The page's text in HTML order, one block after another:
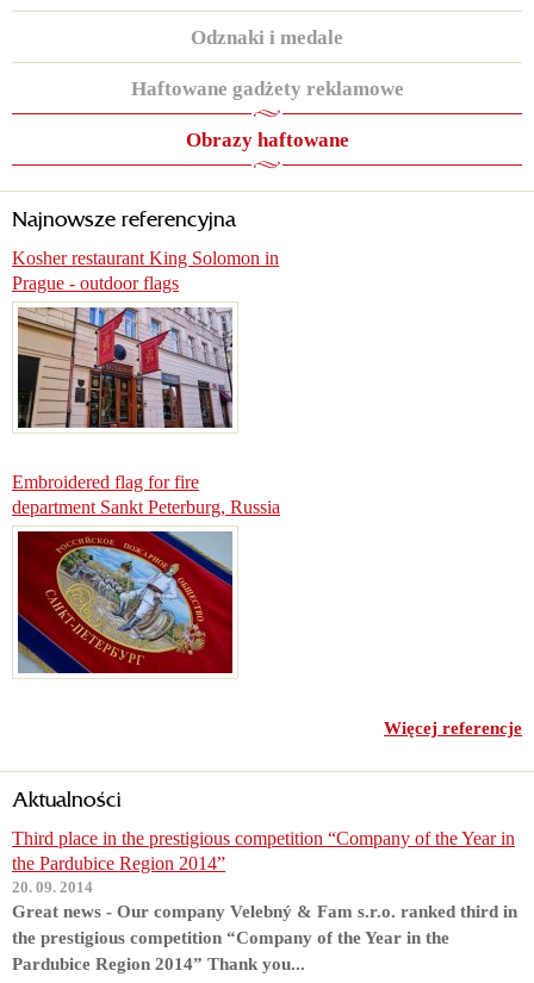
Odznaki i medale
Haftowane gadżety reklamowe
Obrazy haftowane
Najnowsze referencyjna
Kosher restaurant King Solomon in
Prague - outdoor flags
Embroidered flag for fire
department Sankt Peterburg, Russia
Więcej referencje
Aktualności
Third place in the prestigious competition “Company of the Year in
the Pardubice Region 2014”
20. 09. 2014
Great news - Our company Velebný & Fam s.r.o. ranked third in
the prestigious competition “Company of the Year in the
Pardubice Region 2014” Thank you...